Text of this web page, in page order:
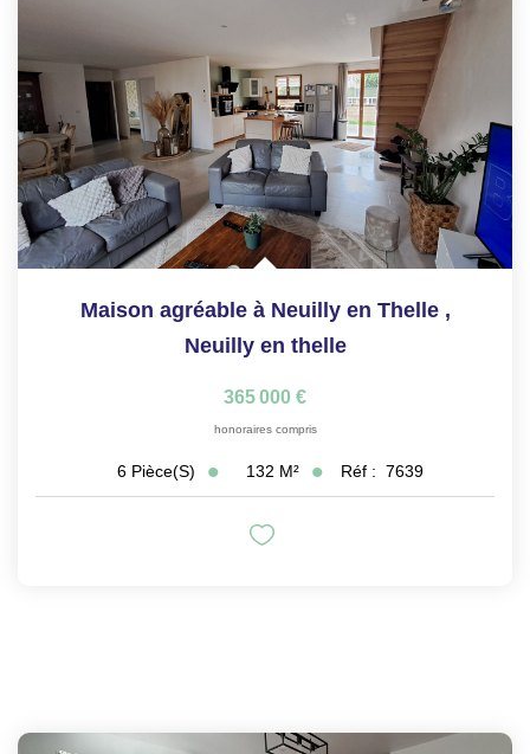
Maison agréable à Neuilly en Thelle ,
Neuilly en thelle
365 000 €
honoraires compris
6 Pièce(s) 132 M² Réf : 7639